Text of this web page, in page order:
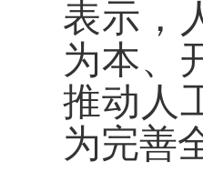
表示，
为本、
推动人
为完善